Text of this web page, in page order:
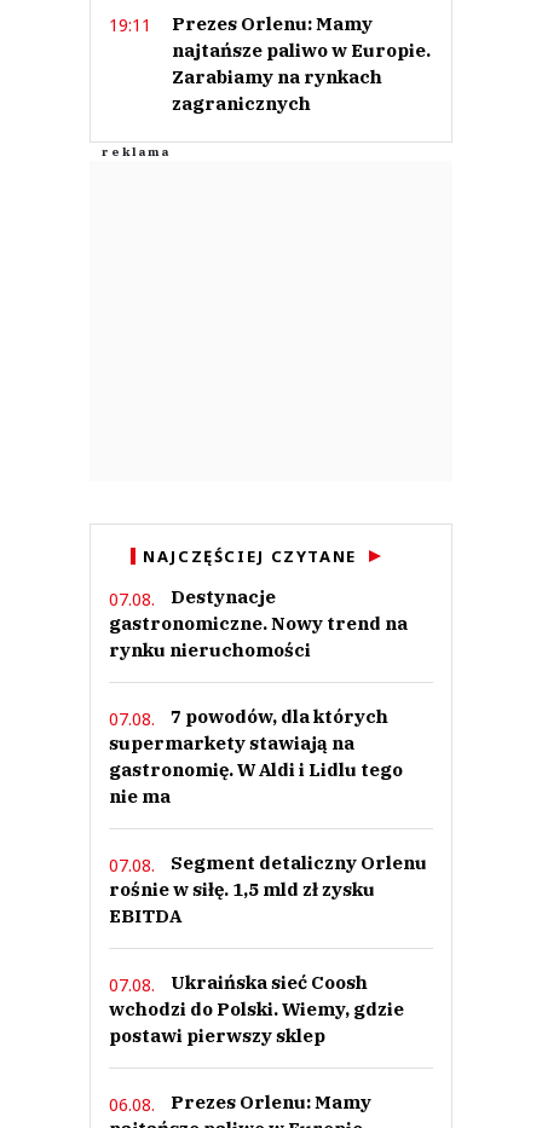
Prześlij komentarz
19:11
Prezes Orlenu: Mamy
najtańsze paliwo w Europie.
Zarabiamy na rynkach
zagranicznych
NAJCZĘŚCIEJ CZYTANE
07.08.
Destynacje
gastronomiczne. Nowy trend na
rynku nieruchomości
07.08.
7 powodów, dla których
supermarkety stawiają na
gastronomię. W Aldi i Lidlu tego
nie ma
07.08.
Segment detaliczny Orlenu
rośnie w siłę. 1,5 mld zł zysku
EBITDA
07.08.
Ukraińska sieć Coosh
wchodzi do Polski. Wiemy, gdzie
postawi pierwszy sklep
06.08.
Prezes Orlenu: Mamy